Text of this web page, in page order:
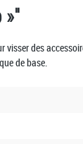
»"
des
de base.